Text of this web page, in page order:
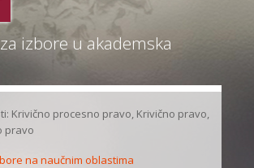
izbore u akademska
Krivično procesno pravo, Krivično pravo,
pravo
na naučnim oblastima